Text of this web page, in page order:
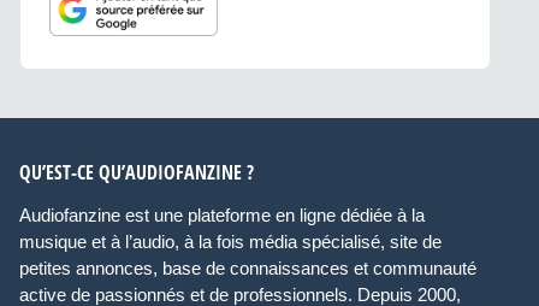
QU’EST-CE QU’AUDIOFANZINE ?
Audiofanzine est une plateforme en ligne dédiée à la
musique et à l’audio, à la fois média spécialisé, site de
petites annonces, base de connaissances et communauté
active de passionnés et de professionnels. Depuis 2000,